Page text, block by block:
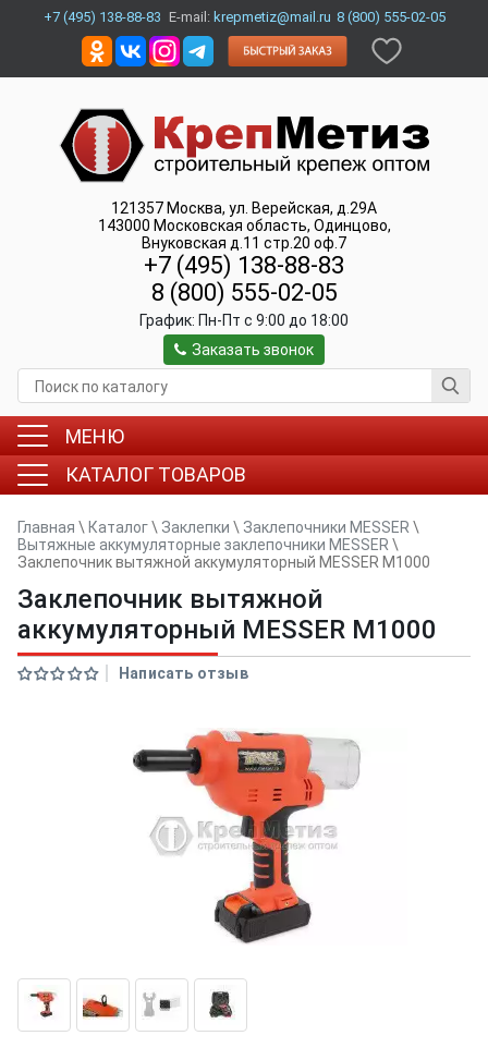
+7 (495) 138-88-83 E-mail: krepmetiz@mail.ru 8 (800) 555-02-05
121357 Москва, ул. Верейская, д.29А
143000 Московская область, Одинцово,
Внуковская д.11 стр.20 оф.7
+7 (495) 138-88-83
8 (800) 555-02-05
График: Пн-Пт c 9:00 до 18:00
Заказать звонок
МЕНЮ
КАТАЛОГ ТОВАРОВ
Главная \ Каталог\ Заклепки \ Заклепочники MESSER \
Вытяжные аккумуляторные заклепочники MESSER \
Заклепочник вытяжной аккумуляторный MESSER M1000
Заклепочник вытяжной
аккумуляторный MESSER M1000
Написать отзыв